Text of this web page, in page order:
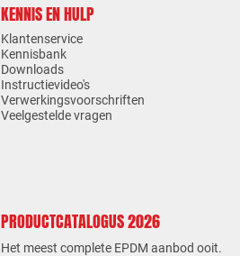
KENNIS EN HULP
Klantenservice
Kennisbank
Downloads
Instructievideo's
Verwerkingsvoorschriften
Veelgestelde vragen
PRODUCTCATALOGUS 2026
Het meest complete EPDM aanbod ooit.